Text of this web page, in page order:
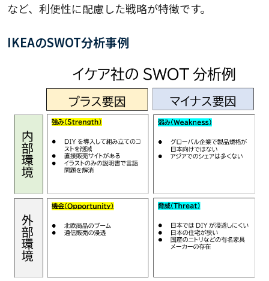
など、利便性に配慮した戦略が特徴です。
IKEAのSWOT分析事例